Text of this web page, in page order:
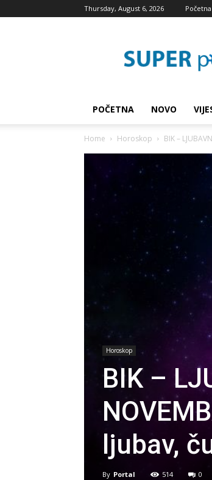
Thursday, August 6, 2026 Početna
blog
POČETNA NOVO
Home Horoskop BIK –
Horoskop
BIK –
ljubav,
By Portal 514 0